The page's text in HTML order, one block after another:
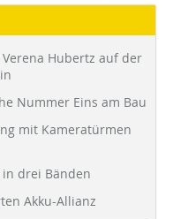
Hubertz auf der
Nummer Eins am Bau
mit Kameratürmen
in drei Bänden
Akku-Allianz